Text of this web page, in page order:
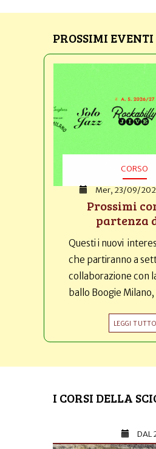
PROSSIMI EVENTI
CORSO
Mer, 23/09/
Prossimi
partenza
Questi i nuovi
che partiranno a
collaborazione con
ballo Boogie
LEGGI TUTTO
I CORSI DELLA
DAL